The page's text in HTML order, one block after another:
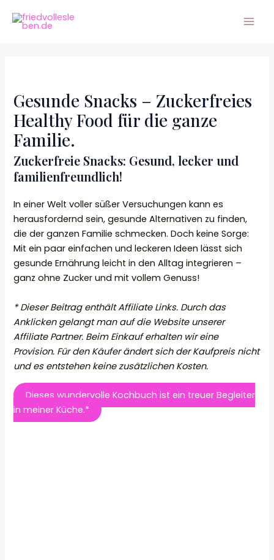
Inhalt
Gesunde Snacks – Zuckerfreies
Healthy Food für die ganze
Familie.
Zuckerfreie Snacks: Gesund, lecker und
familienfreundlich!
In einer Welt voller süßer Versuchungen kann es
herausfordernd sein, gesunde Alternativen zu finden,
die der ganzen Familie schmecken. Doch keine Sorge:
Mit ein paar einfachen und leckeren Ideen lässt sich
gesunde Ernährung leicht in den Alltag integrieren –
ganz ohne Zucker und mit vollem Genuss!
* Dieser Beitrag enthält Affiliate Links. Durch das
Anklicken gelangt man auf die Website unserer
Affiliate Partner. Beim Einkauf erhalten wir eine
Provision. Für den Käufer ändert sich der Kaufpreis nicht
und es entstehen keine zusätzlichen Kosten.
Dieses wundervolle Kochbuch ist ein treuer Begleiter
in meiner Küche.*